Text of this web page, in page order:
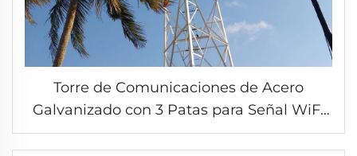
Torre de Comunicaciones de Acero
Galvanizado con 3 Patas para Señal WiFi
4G/5G, Torre Antena Angular de Acero